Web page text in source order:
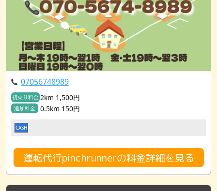
07056748989
初乗り料金 2km 1,500円
追加料金 0.5km 150円
CASH
運転代行pinchrunnerの料金詳細を見る